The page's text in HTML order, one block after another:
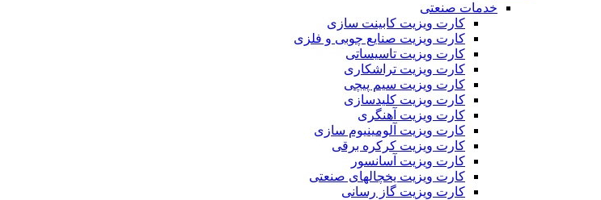
خدمات صنعتی
کارت ویزیت کابینت سازی
کارت ویزیت صنایع چوبی و فلزی
کارت ویزیت تاسیساتی
کارت ویزیت تراشکاری
کارت ویزیت سیم پیچی
کارت ویزیت کلیدسازی
کارت ویزیت آهنگری
کارت ویزیت آلومینیوم سازی
کارت ویزیت کرکره برقی
کارت ویزیت آسانسور
کارت ویزیت یخچالهای صنعتی
کارت ویزیت گاز رسانی